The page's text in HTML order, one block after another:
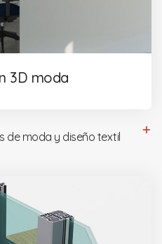
3D moda
de moda y diseño textil